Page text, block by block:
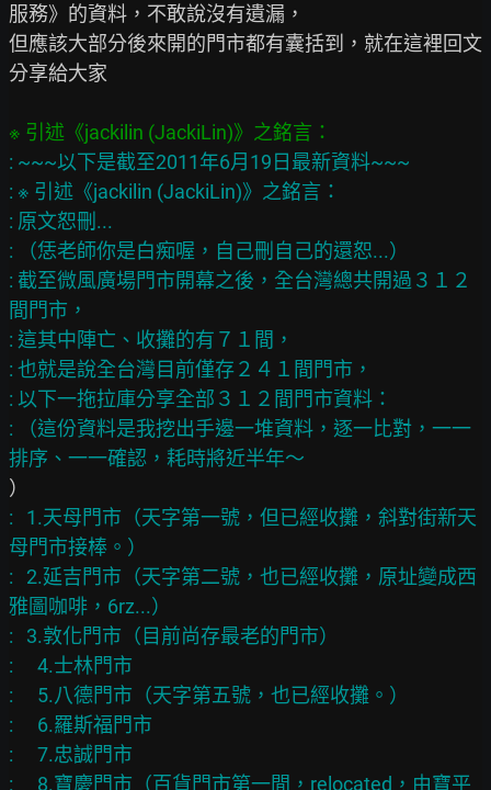
服務》的資料，不敢說沒有遺漏，
但應該大部分後來開的門市都有囊括到，就在這裡回文
分享給大家
: ~~~以下是截至2011年6月19日最新資料~~~
: ※ 引述《jackilin (JackiLin)》之銘言：
: 原文恕刪...
: （恁老師你是白痴喔，自己刪自己的還恕...）
: 截至微風廣場門市開幕之後，全台灣總共開過３１２
間門市，
: 這其中陣亡、收攤的有７１間，
: 也就是說全台灣目前僅存２４１間門市，
: 以下一拖拉庫分享全部３１２間門市資料：
: （這份資料是我挖出手邊一堆資料，逐一比對，一一
:   1.天母門市（天字第一號，但已經收攤，斜對街新天
母門市接棒。）
:   2.延吉門市（天字第二號，也已經收攤，原址變成西
雅圖咖啡，6rz...）
:   3.敦化門市（目前尚存最老的門市）
: 　4.士林門市
: 　5.八德門市（天字第五號，也已經收攤。）
: 　6.羅斯福門市
: 　7.忠誠門市
: 　8.寶慶門市（百貨門市第一間，relocated，由寶平